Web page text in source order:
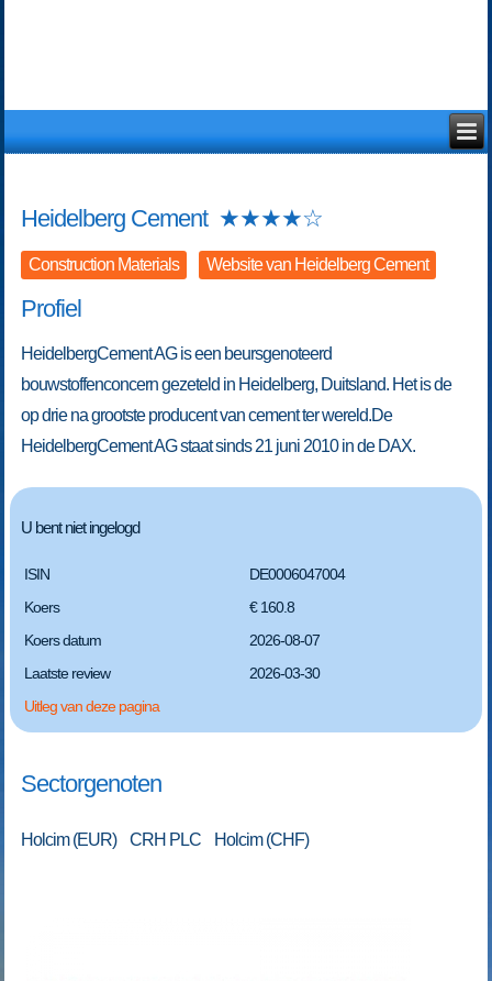
Heidelberg Cement ★★★★☆
Construction Materials Website van Heidelberg Cement
Profiel
HeidelbergCement AG is een beursgenoteerd
bouwstoffenconcern gezeteld in Heidelberg, Duitsland. Het is de
op drie na grootste producent van cement ter wereld.De
HeidelbergCement AG staat sinds 21 juni 2010 in de DAX.
U bent niet ingelogd
ISIN
DE0006047004
Koers
€ 160.8
Koers datum
2026-08-07
Laatste review
2026-03-30
Uitleg van deze pagina
Sectorgenoten
Holcim (EUR) CRH PLC Holcim (CHF)